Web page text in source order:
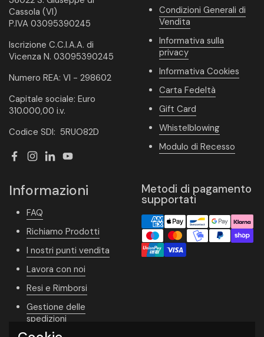
Cassola (VI)
P.IVA 03095390245
Iscrizione C.C.I.A.A. di
Vicenza N. 03095390245
Numero REA: VI - 298602
Capitale sociale: Euro
310.000,00 i.v.
Codice SDI: 5RUO82D
Facebook
Instagram
LinkedInYouTube
Condizioni Generali di
Vendita
Informativa sulla
privacy
Informativa Cookies
Carta Fedeltà
Gift Card
Whistelblowing
Modulo di Recesso
Informazioni
FAQ
Richiamo Prodotti
I nostri punti vendita
Lavora con noi
Resi e Rimborsi
Gestione delle
spedizioni
Metodi di pagamento
supportati